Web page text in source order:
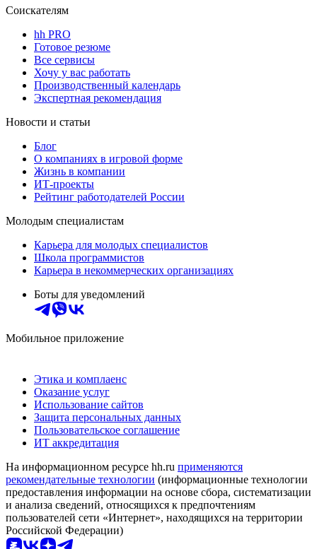
Соискателям
hh PRO
Готовое резюме
Все сервисы
Хочу у вас работать
Производственный календарь
Экспертная рекомендация
Новости и статьи
Блог
О компаниях в игровой форме
Жизнь в компании
ИТ-проекты
Рейтинг работодателей России
Молодым специалистам
Карьера для молодых специалистов
Школа программистов
Карьера в некоммерческих организациях
Боты для уведомлений
Мобильное приложение
Этика и комплаенс
Оказание услуг
Использование сайтов
Защита персональных данных
Пользовательское соглашение
ИТ аккредитация
На информационном ресурсе hh.ru применяются
рекомендательные технологии (информационные технологии
предоставления информации на основе сбора, систематизации
и анализа сведений, относящихся к предпочтениям
пользователей сети «Интернет», находящихся на территории
Российской Федерации)